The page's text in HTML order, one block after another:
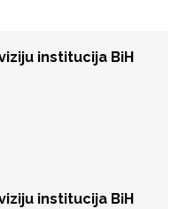
institucija BiH
institucija BiH